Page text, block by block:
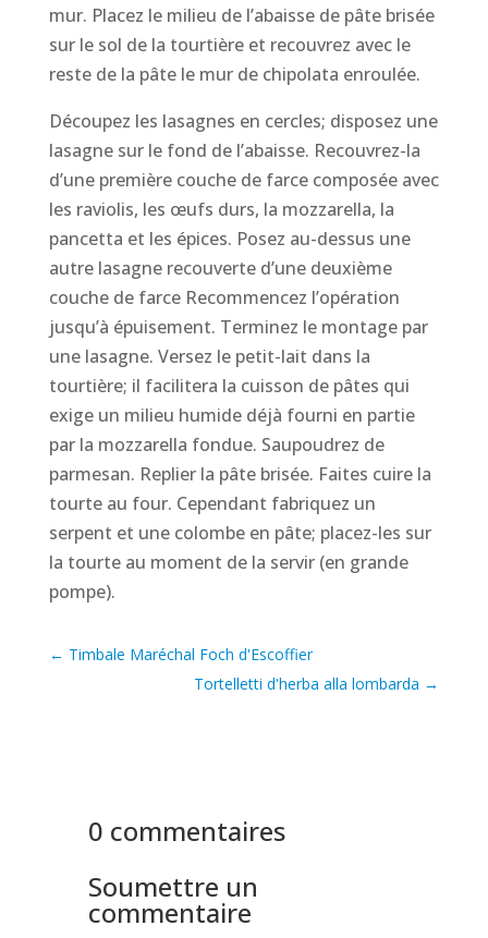
mur. Placez le milieu de l’abaisse de pâte brisée
sur le sol de la tourtière et recouvrez avec le
reste de la pâte le mur de chipolata enroulée.
Découpez les lasagnes en cercles; disposez une
lasagne sur le fond de l’abaisse. Recouvrez-la
d’une première couche de farce composée avec
les raviolis, les œufs durs, la mozzarella, la
pancetta et les épices. Posez au-dessus une
autre lasagne recouverte d’une deuxième
couche de farce Recommencez l’opération
jusqu’à épuisement. Terminez le montage par
une lasagne. Versez le petit-lait dans la
tourtière; il facilitera la cuisson de pâtes qui
exige un milieu humide déjà fourni en partie
par la mozzarella fondue. Saupoudrez de
parmesan. Replier la pâte brisée. Faites cuire la
tourte au four. Cependant fabriquez un
serpent et une colombe en pâte; placez-les sur
la tourte au moment de la servir (en grande
pompe).
← Timbale Maréchal Foch d'Escoffier
Tortelletti d'herba alla lombarda →
0 commentaires
Soumettre un
commentaire